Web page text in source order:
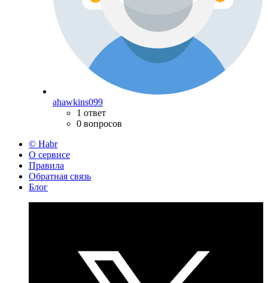
ahawkins099
1 ответ
0 вопросов
© Habr
О сервисе
Правила
Обратная связь
Блог